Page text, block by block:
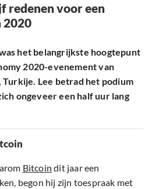
redenen voor een
2020
het belangrijkste hoogtepunt
2020-evenement van
Lee betrad het podium
ongeveer een half uur lang
Bitcoin dit jaar een
begon hij zijn toespraak met